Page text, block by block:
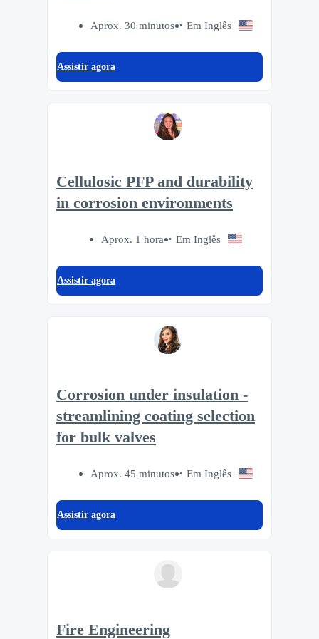
Aprox. 30 minutos Em Inglês
Assistir agora
Cellulosic PFP and durability
in corrosion environments
Aprox. 1 hora Em Inglês
Assistir agora
Corrosion under insulation -
streamlining coating selection
for bulk valves
Aprox. 45 minutos Em Inglês
Assistir agora
Fire Engineering